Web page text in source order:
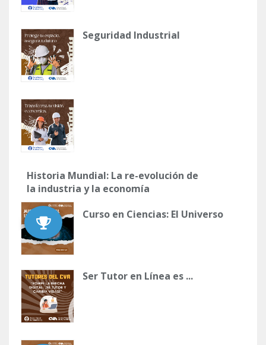
Seguridad Industrial
Historia Mundial: La re-evolución de
la industria y la economía
Curso en Ciencias: El Universo
Ser Tutor en Línea es ...